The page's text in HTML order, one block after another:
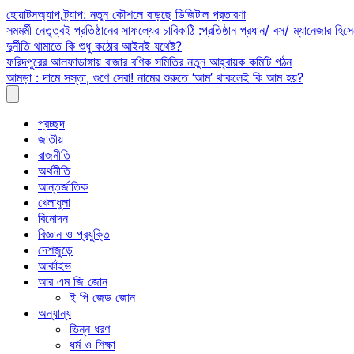
Skip
to
content
হোয়াটসঅ্যাপ ট্র্যাপ: নতুন কৌশলে বাড়ছে ডিজিটাল প্রতারণা
সমমর্মী নেতৃত্বই প্রতিষ্ঠানের সাফল্যের চাবিকাঠি :প্রতিষ্ঠান প্রধান/ বস/ ম্যানেজার
দুর্নীতি থামাতে কি শুধু কঠোর আইনই যথেষ্ট?
ফরিদপুরের আলফাডাঙ্গায় বাজার বণিক সমিতির নতুন আহ্বায়ক কমিটি গঠন
আমড়া : দামে সস্তা, গুণে সেরা! নামের শুরুতে ‘আম’ থাকলেই কি আম হয়?
প্রচ্ছদ
জাতীয়
রাজনীতি
অর্থনীতি
আন্তর্জাতিক
খেলাধুলা
বিনোদন
বিজ্ঞান ও প্রযুক্তি
দেশজুড়ে
আর্কাইভ
আর এম জি জোন
ই পি জেড জোন
অন্যান্য
ভিন্ন ধরণ
ধর্ম ও শিক্ষা